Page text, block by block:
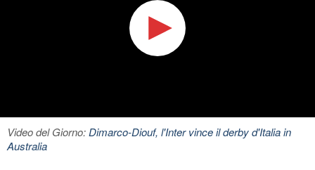
Video del Giorno: Dimarco-Diouf, l'Inter vince il derby d'Italia in
Australia